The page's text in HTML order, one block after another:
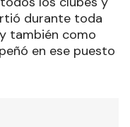
durante toda
también como
en ese puesto